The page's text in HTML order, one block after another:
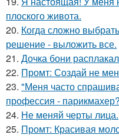
плоского живота.
20. Когда сложно
решение - выложить все.
21. Дочка бони
22. Промт: Создай не
23. "Меня часто
профессия - парикмахер?
24. Не меняй черты лица.
25. Промт: Красивая